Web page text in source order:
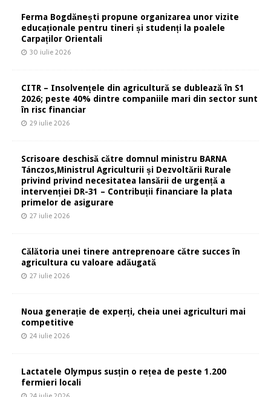
Ferma Bogdănești propune organizarea unor vizite
educaționale pentru tineri și studenți la poalele
Carpaților Orientali
30 iulie 2026
CITR – Insolvențele din agricultură se dublează în S1
2026; peste 40% dintre companiile mari din sector sunt
în risc financiar
29 iulie 2026
Scrisoare deschisă către domnul ministru BARNA
Tánczos,Ministrul Agriculturii și Dezvoltării Rurale
privind privind necesitatea lansării de urgență a
intervenției DR-31 – Contribuții financiare la plata
primelor de asigurare
27 iulie 2026
Călătoria unei tinere antreprenoare către succes în
agricultura cu valoare adăugată
27 iulie 2026
Noua generație de experți, cheia unei agriculturi mai
competitive
24 iulie 2026
Lactatele Olympus susțin o rețea de peste 1.200
fermieri locali